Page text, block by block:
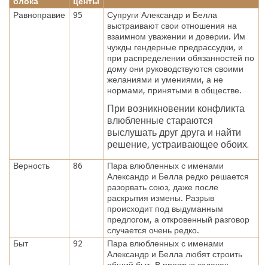
Равноправие 95
Супруги Александр и Белла
выстраивают свои отношения на
взаимном уважении и доверии. Им
чужды гендерные предрассудки, и
при распределении обязанностей по
дому они руководствуются своими
желаниями и умениями, а не
нормами, принятыми в обществе.
При возникновении конфликта
влюбленные стараются
выслушать друг друга и найти
решение, устраивающее обоих.
Верность 86
Пара влюбленных с именами
Александр и Белла редко решается
разорвать союз, даже после
раскрытия измены. Разрыв
происходит под выдуманным
предлогом, а откровенный разговор
случается очень редко.
Быт
92
Пара влюбленных с именами
Александр и Белла любят строить